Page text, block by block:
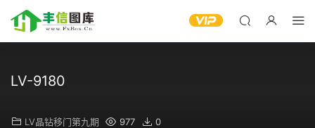
LV-9180
LV晶钻移门第九期 977 0